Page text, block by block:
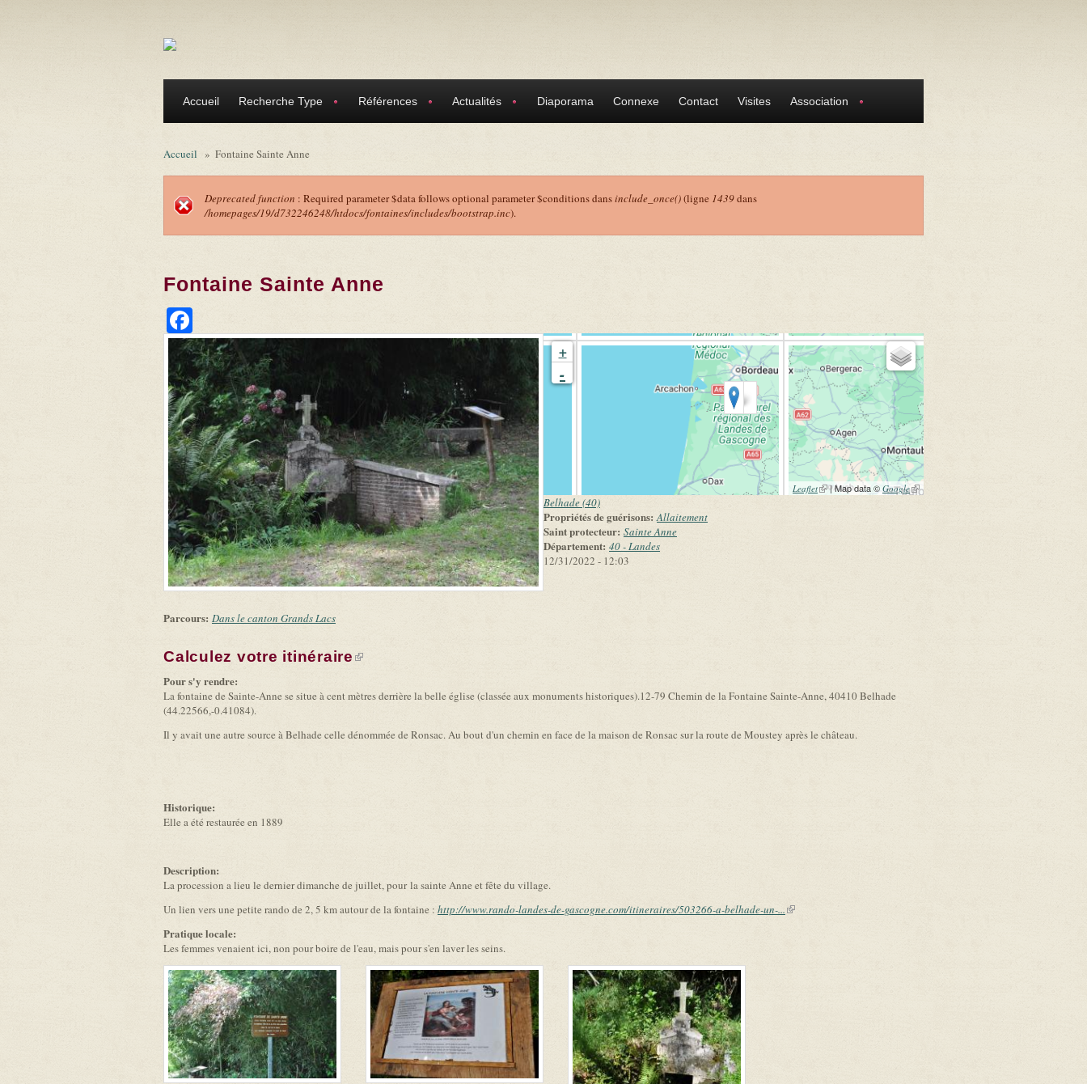
Accueil Recherche Type Références Actualités Diaporama Connexe Contact Visites Association
Accueil » Fontaine Sainte Anne
Message d'erreur
Deprecated function : Required parameter $data follows optional parameter $conditions dansinclude_once()(ligne 1439dans
/homepages/19/d732246248/htdocs/fontaines/includes/bootstrap.inc).
Fontaine Sainte Anne
+
-
Leaflet(link is external)
| Map data © Google(link is
Belhade (40)
Propriétés de guérisons:Allaitement
Saint protecteur: Sainte Anne
Département: 40 - Landes
12/31/2022 - 12:03
Parcours: Dans le canton Grands Lacs
Calculez votre itinéraire(link is external)
Pour s'y rendre:
La fontaine de Sainte-Anne se situe à cent mètres derrière la belle église (classée aux monuments historiques).12-79 Chemin de la Fontaine Sainte-Anne, 40410 Belhade​
(44.22566,-0.41084).
Il y avait une autre source à Belhade celle dénommée de Ronsac. Au bout d'un chemin en face de la maison de Ronsac sur la route de Moustey après le château.
Historique:
Elle a été restaurée en 1889
Description:
La procession a lieu le dernier dimanche de juillet, pour la sainte Anne et fête du village.
Un lien vers une petite rando de 2, 5 km autour de la fontaine : http://www.rando-landes-de-gascogne.com/itineraires/503266-a-belhade-un-...(link is external)
Pratique locale:
Les femmes venaient ici, non pour boire de l'eau, mais pour s'en laver les seins.